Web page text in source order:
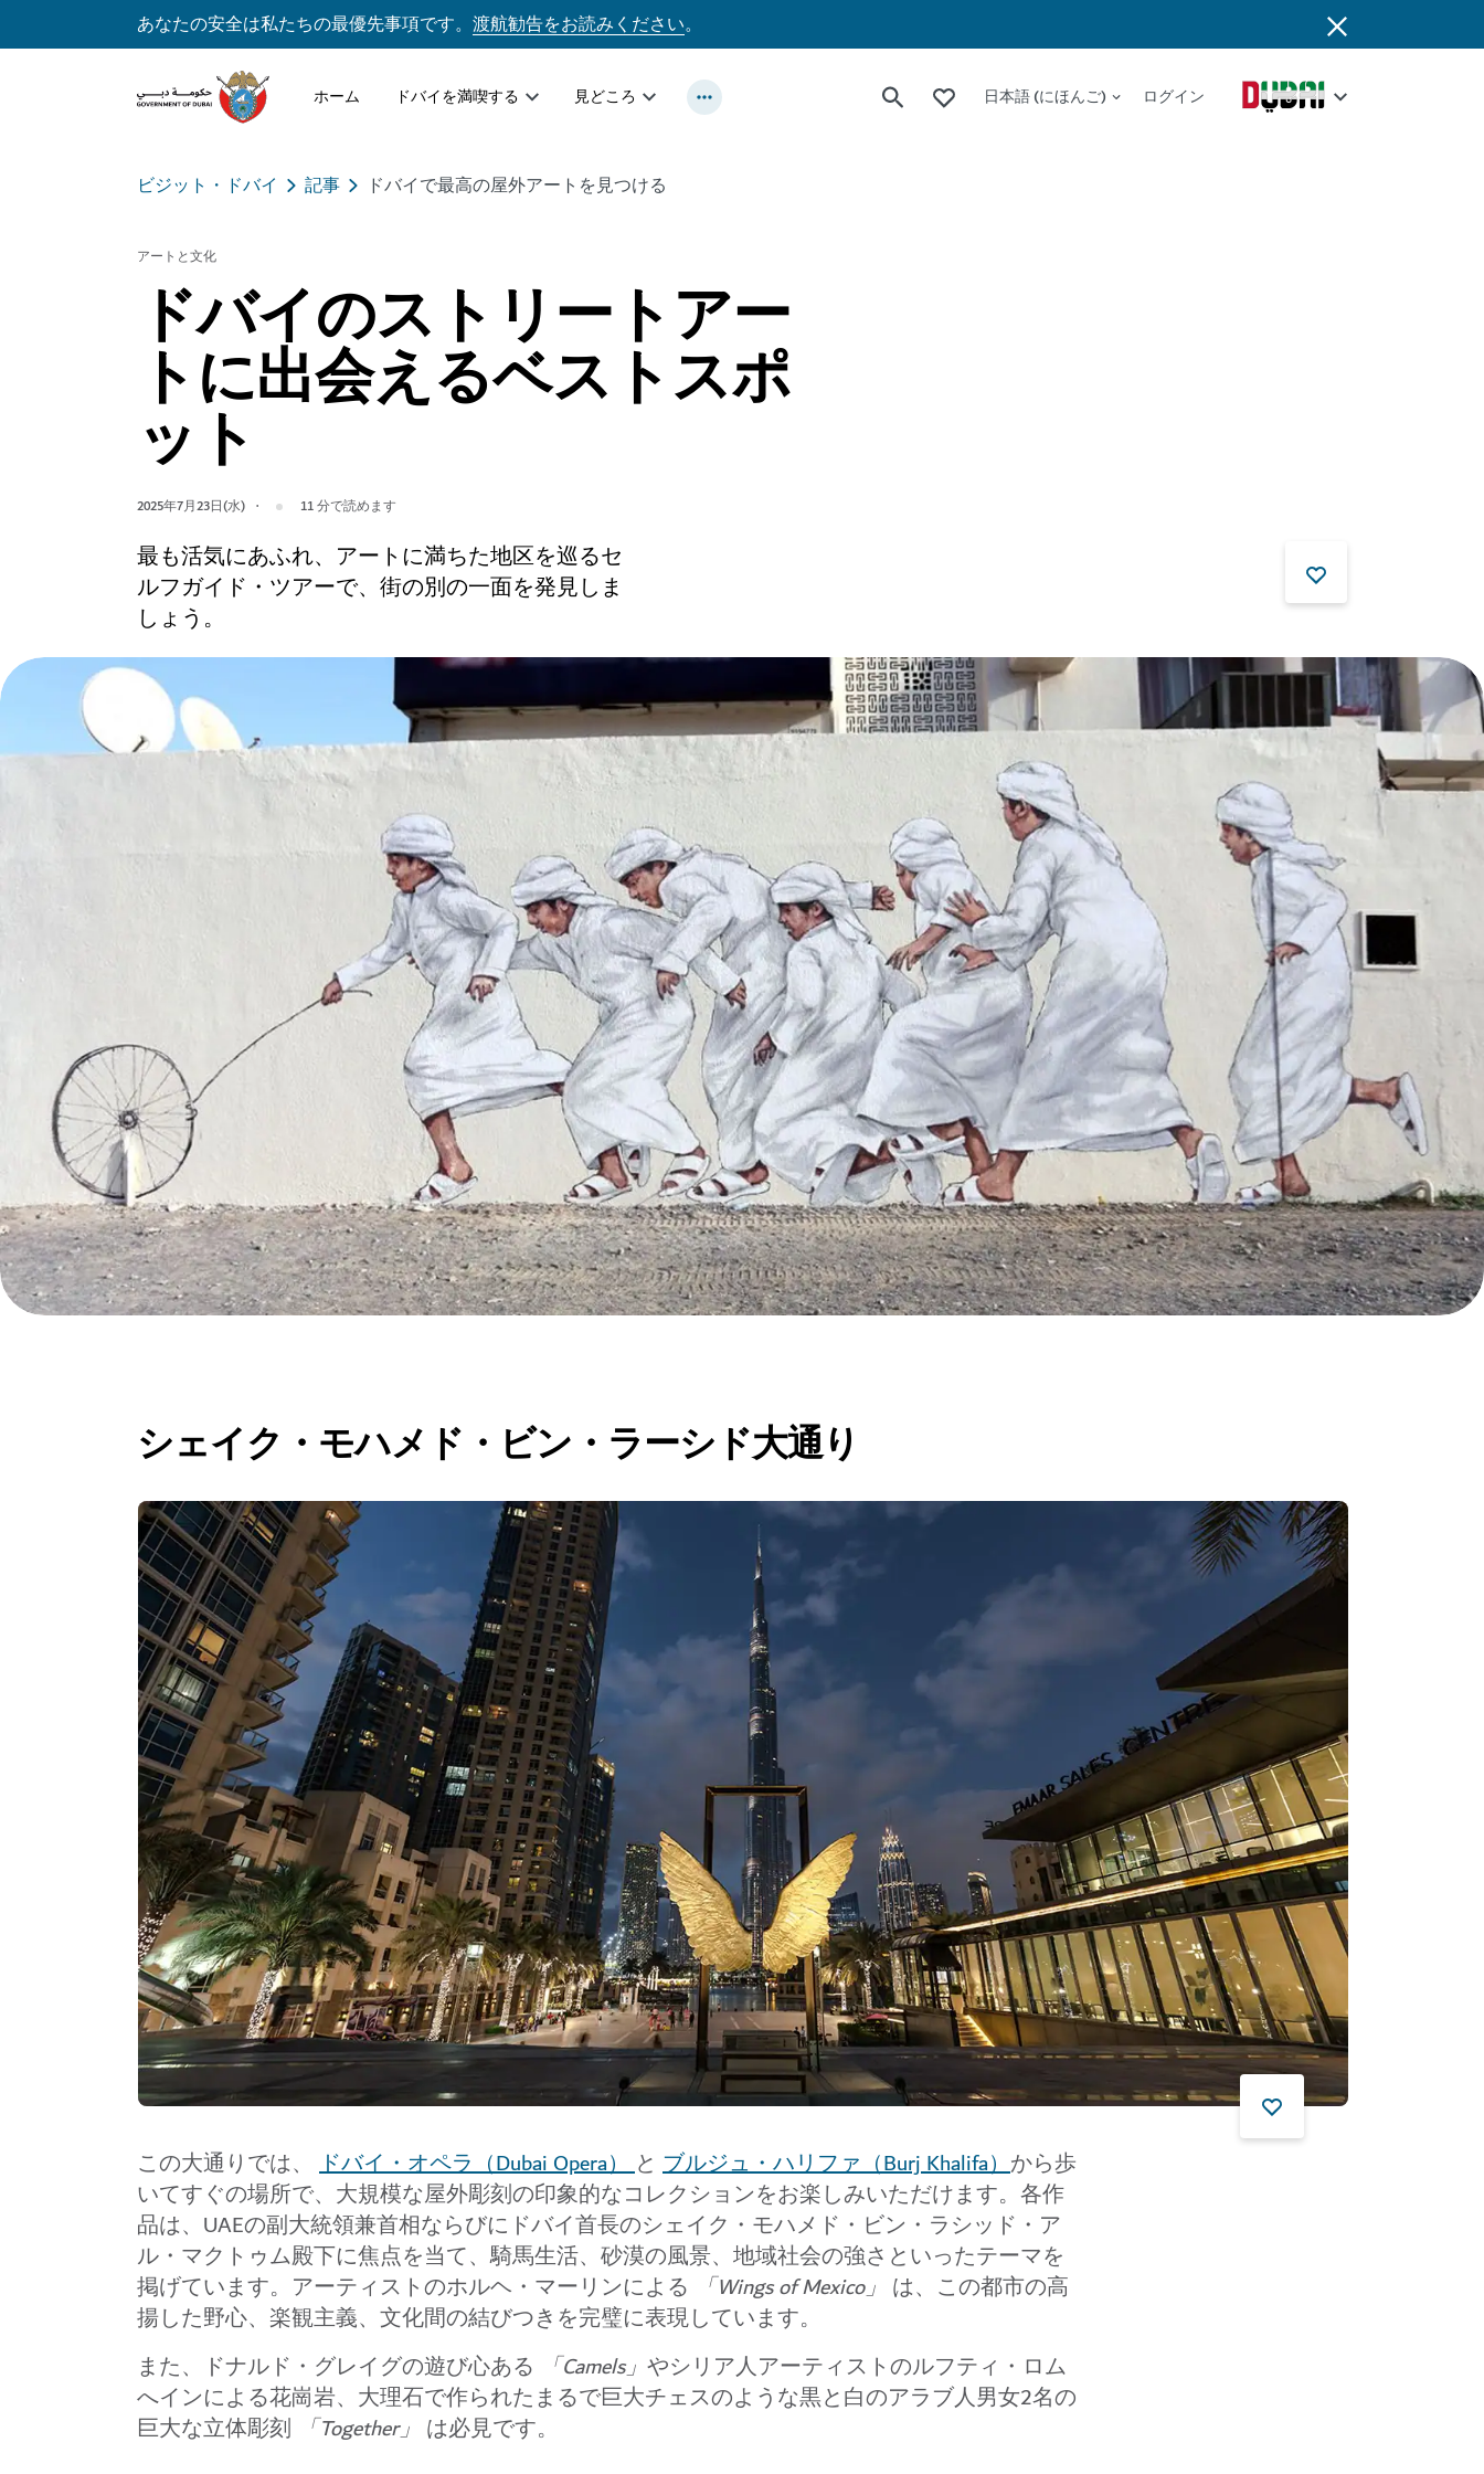
あなたの安全は私たちの最優先事項です。 渡航勧告をお読みください。
ホーム ドバイを満喫する 見どころ 日本語 (にほんご) ログイン
ビジット・ドバイ 記事 ドバイで最高の屋外アートを見つける
アートと文化
ドバイのストリートアー
トに出会えるベストスポ
ット
2025年7月23日(水) 11分で読めます
最も活気にあふれ、アートに満ちた地区を巡るセ
ルフガイド・ツアーで、街の別の一面を発見しま
しょう。
シェイク・モハメド・ビン・ラーシド大通り
この大通りでは、 ドバイ・オペラ（Dubai Opera）と ブルジュ・ハリファ（Burj Khalifa）から歩
いてすぐの場所で、大規模な屋外彫刻の印象的なコレクションをお楽しみいただけます。各作
品は、UAEの副大統領兼首相ならびにドバイ首長のシェイク・モハメド・ビン・ラシッド・ア
ル・マクトゥム殿下に焦点を当て、騎馬生活、砂漠の風景、地域社会の強さといったテーマを
掲げています。アーティストのホルヘ・マーリンによる
「Wings of Mexico」 は、この都市の高
揚した野心、楽観主義、文化間の結びつきを完璧に表現しています。
また、ドナルド・グレイグの遊び心ある
「Camels」 やシリア人アーティストのルフティ・ロム
へインによる花崗岩、大理石で作られたまるで巨大チェスのような黒と白のアラブ人男女2名の
巨大な立体彫刻 「Together」 は必見です。